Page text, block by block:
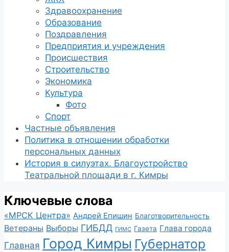
Здравоохранение
Образование
Поздравления
Предприятия и учреждения
Происшествия
Строительство
Экономика
Культура
Фото
Спорт
Частные объявления
Политика в отношении обработки
персональных данных
История в силуэтах. Благоустройство
Театральной площади в г. Кимры
Ключевые слова
«МРСК Центра» Андрей Епишин Благотворительность
Ветераны Выборы ГИБДД ГИМС Газета Глава города
Главная Город Кимры Губернатор